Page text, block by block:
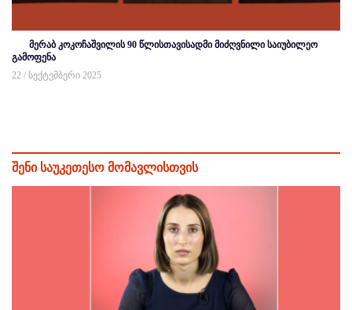
მერაბ კოკოჩაშვილის 90 წლისთავისადმი მიძღვნილი საიუბილეო
გამოფენა
22 / სექტემბერი 2025
შენი საუკეთესო მომავლისთვის